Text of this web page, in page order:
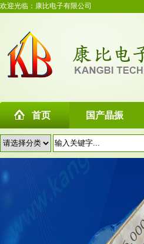
欢迎光临：康比电子有限公司
首页 国产晶振